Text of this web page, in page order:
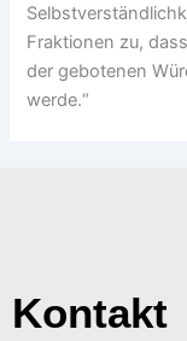
Fraktionen zu,
der gebotenen
werde.“
Kontakt